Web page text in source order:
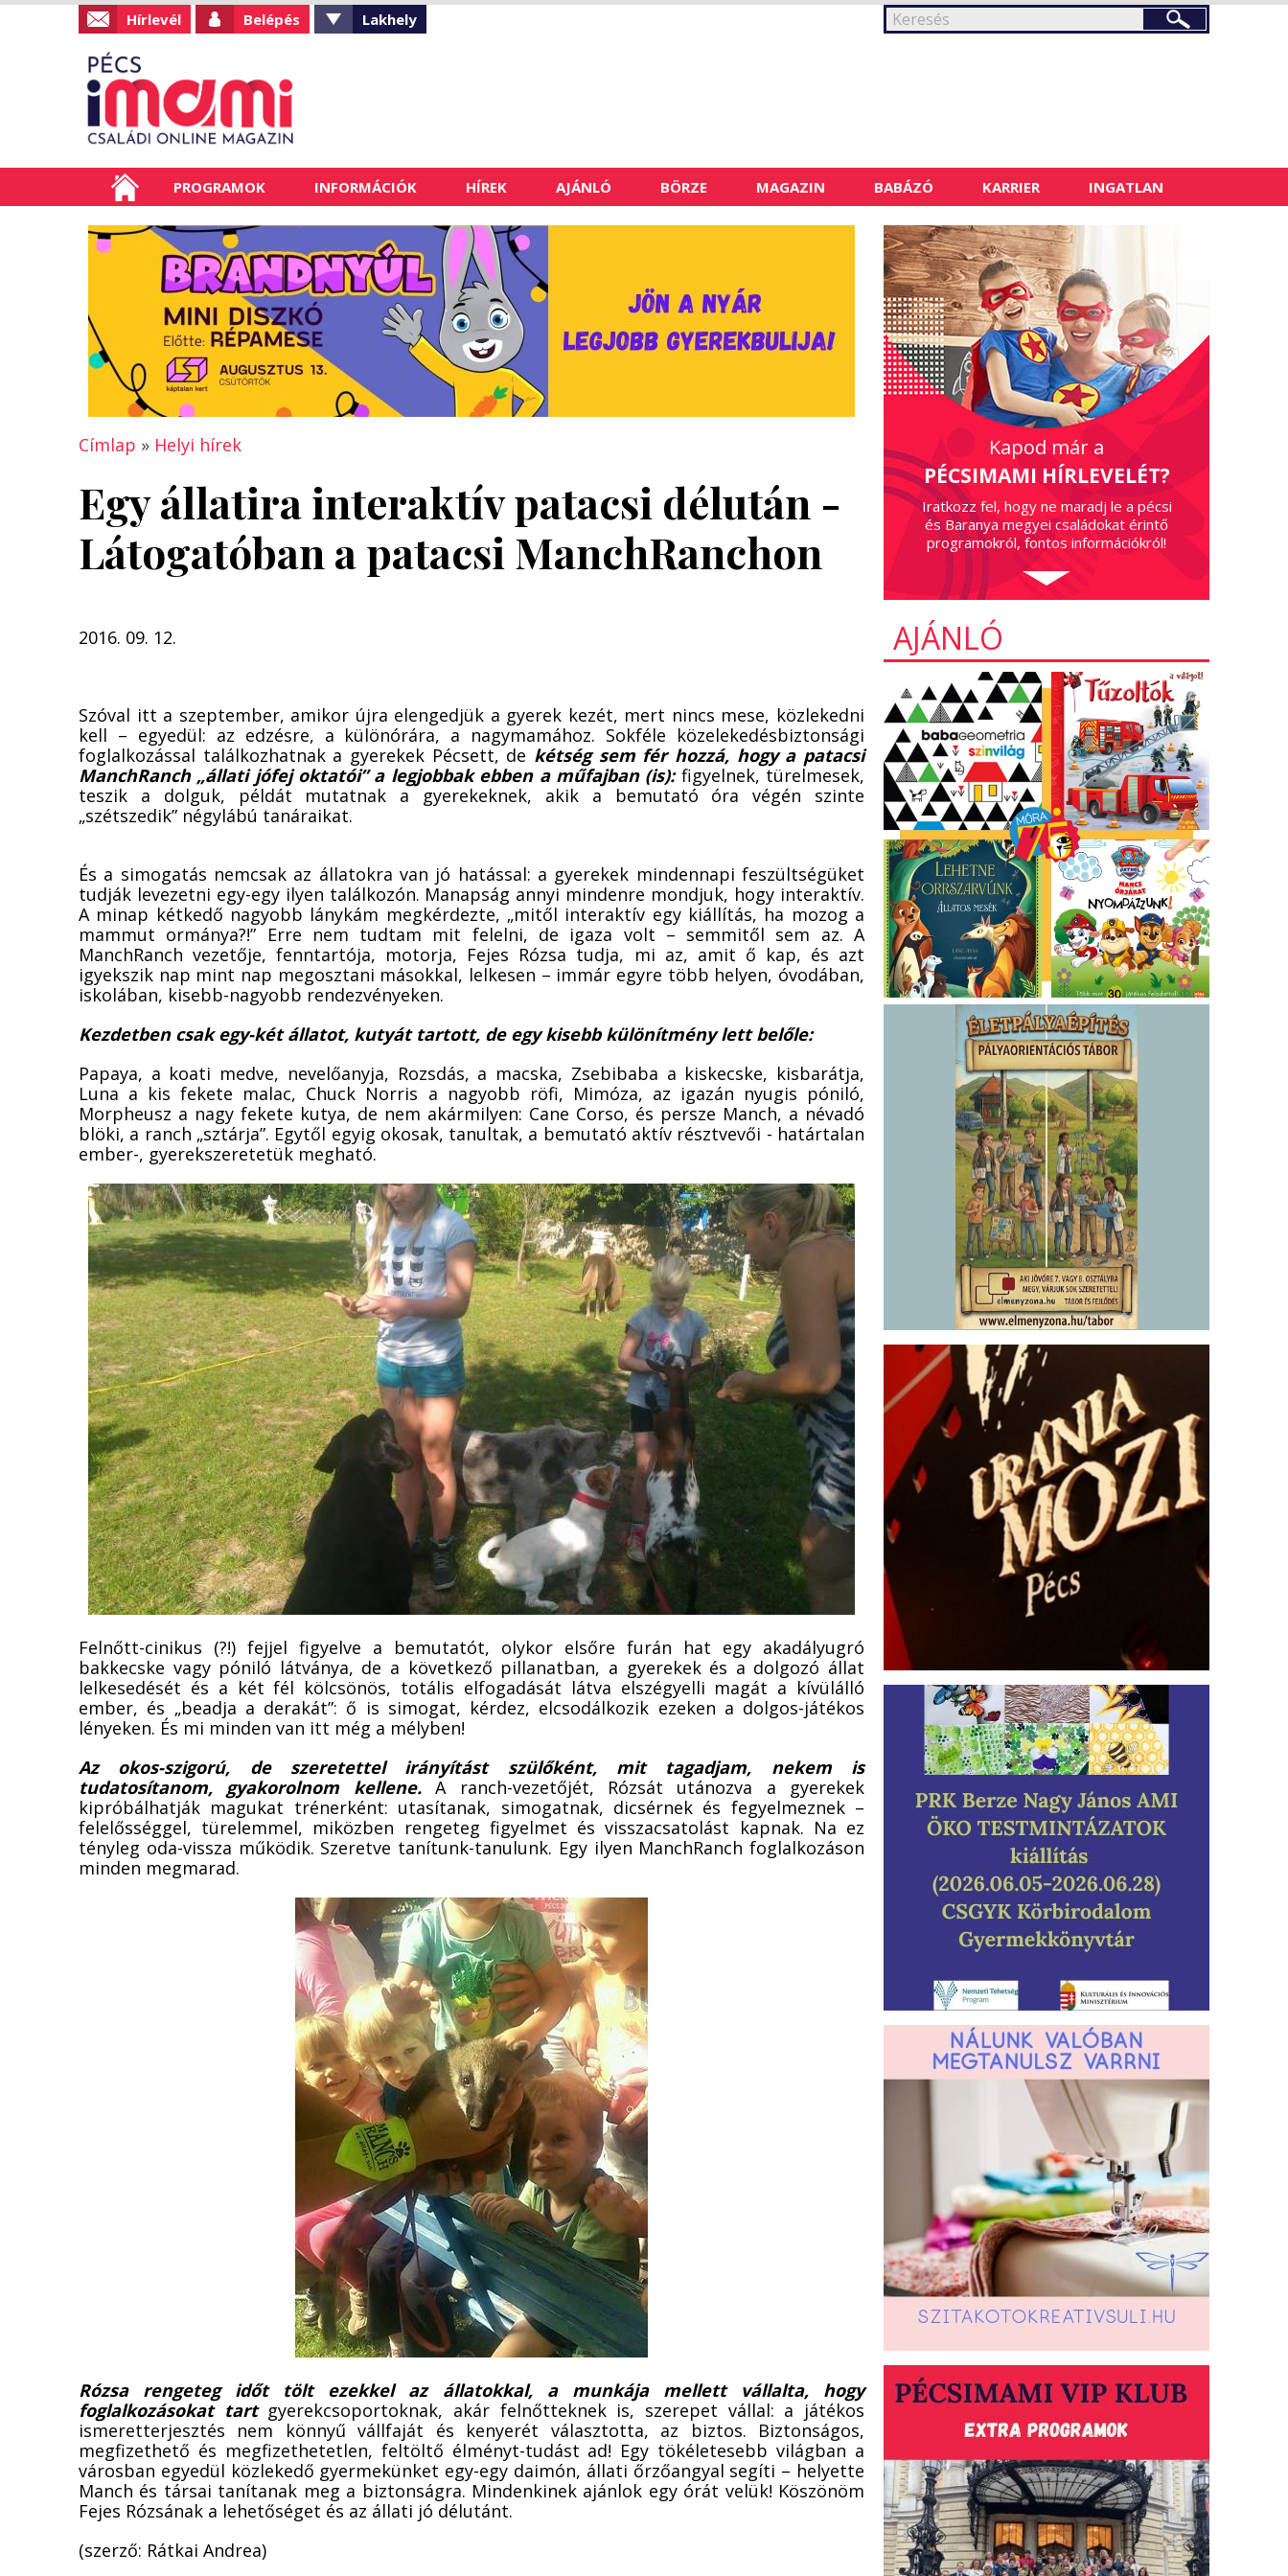
Hírlevél Belépés Lakhely
PROGRAMOK INFORMÁCIÓK HÍREK AJÁNLÓ BÖRZE MAGAZIN BABÁZÓ KARRIER INGATLAN
Címlap » Helyi hírek
Egy állatira interaktív patacsi délután -
Látogatóban a patacsi ManchRanchon
2016. 09. 12.
Szóval itt a szeptember, amikor újra elengedjük a gyerek kezét, mert nincs mese, közlekedni
kell – egyedül: az edzésre, a különórára, a nagymamához. Sokféle közelekedésbiztonsági
foglalkozással találkozhatnak a gyerekek Pécsett, de kétség sem fér hozzá, hogy a patacsi
ManchRanch „állati jófej oktatói” a legjobbak ebben a műfajban (is):figyelnek, türelmesek,
teszik a dolguk, példát mutatnak a gyerekeknek, akik a bemutató óra végén szinte
„szétszedik” négylábú tanáraikat.
És a simogatás nemcsak az állatokra van jó hatással: a gyerekek mindennapi feszültségüket
tudják levezetni egy-egy ilyen találkozón. Manapság annyi mindenre mondjuk, hogy interaktív.
A minap kétkedő nagyobb lánykám megkérdezte, „mitől interaktív egy kiállítás, ha mozog a
mammut ormánya?!” Erre nem tudtam mit felelni, de igaza volt – semmitől sem az. A
ManchRanch vezetője, fenntartója, motorja, Fejes Rózsa tudja, mi az, amit ő kap, és azt
igyekszik nap mint nap megosztani másokkal, lelkesen – immár egyre több helyen, óvodában,
iskolában, kisebb-nagyobb rendezvényeken.
Kezdetben csak egy-két állatot, kutyát tartott, de egy kisebb különítmény lett belőle:
Papaya, a koati medve, nevelőanyja, Rozsdás, a macska, Zsebibaba a kiskecske, kisbarátja,
Luna a kis fekete malac, Chuck Norris a nagyobb röfi, Mimóza, az igazán nyugis póniló,
Morpheusz a nagy fekete kutya, de nem akármilyen: Cane Corso, és persze Manch, a névadó
blöki, a ranch „sztárja”. Egytől egyig okosak, tanultak, a bemutató aktív résztvevői - határtalan
ember-, gyerekszeretetük megható.
Felnőtt-cinikus (?!) fejjel figyelve a bemutatót, olykor elsőre furán hat egy akadályugró
bakkecske vagy póniló látványa, de a következő pillanatban, a gyerekek és a dolgozó állat
lelkesedését és a két fél kölcsönös, totális elfogadását látva elszégyelli magát a kívülálló
ember, és „beadja a derakát”: ő is simogat, kérdez, elcsodálkozik ezeken a dolgos-játékos
lényeken. És mi minden van itt még a mélyben!
Az okos-szigorú, de szeretettel irányítást szülőként, mit tagadjam, nekem is
tudatosítanom, gyakorolnom kellene.A ranch-vezetőjét, Rózsát utánozva a gyerekek
kipróbálhatják magukat trénerként: utasítanak, simogatnak, dicsérnek és fegyelmeznek –
felelősséggel, türelemmel, miközben rengeteg figyelmet és visszacsatolást kapnak. Na ez
tényleg oda-vissza működik. Szeretve tanítunk-tanulunk. Egy ilyen ManchRanch foglalkozáson
minden megmarad.
Rózsa rengeteg időt tölt ezekkel az állatokkal, a munkája mellett vállalta, hogy
foglalkozásokat tart gyerekcsoportoknak, akár felnőtteknek is, szerepet vállal: a játékos
ismeretterjesztés nem könnyű vállfaját és kenyerét választotta, az biztos. Biztonságos,
megfizethető és megfizethetetlen, feltöltő élményt-tudást ad! Egy tökéletesebb világban a
városban egyedül közlekedő gyermekünket egy-egy daimón, állati őrzőangyal segíti – helyette
Manch és társai tanítanak meg a biztonságra. Mindenkinek ajánlok egy órát velük! Köszönöm
Fejes Rózsának a lehetőséget és az állati jó délutánt.
(szerző: Rátkai Andrea)
Kapod már a
PÉCSIMAMI HÍRLEVELÉT?
Iratkozz fel, hogy ne maradj le a pécsi
és Baranya megyei családokat érintő
programokról, fontos információkról!
AJÁNLÓ